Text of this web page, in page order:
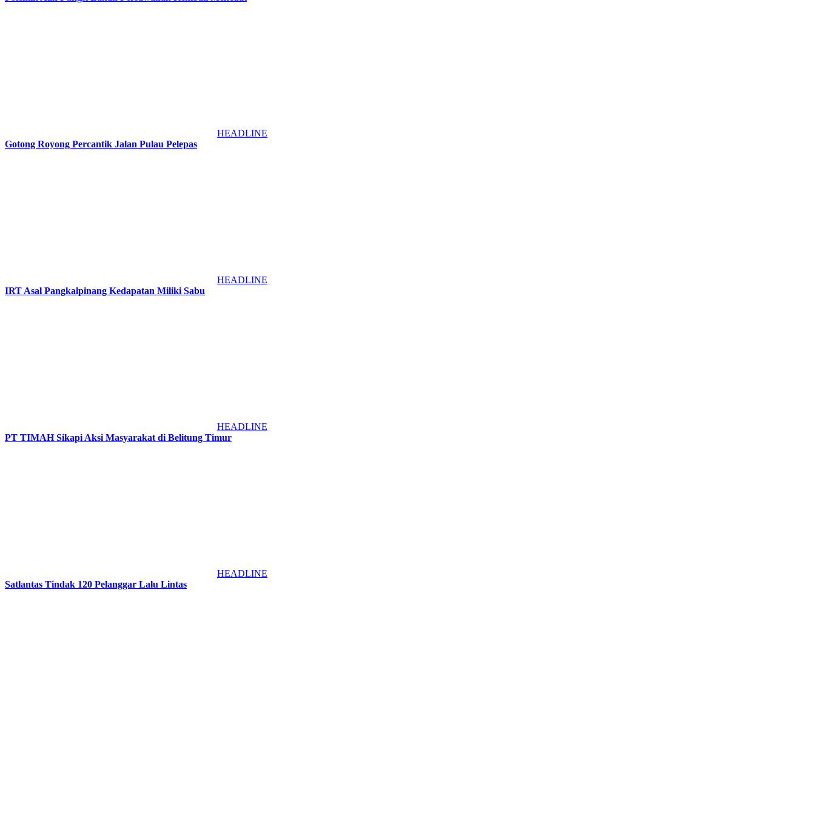
HEADLINE
Gotong Royong Percantik Jalan Pulau Pelepas
HEADLINE
IRT Asal Pangkalpinang Kedapatan Miliki Sabu
HEADLINE
PT TIMAH Sikapi Aksi Masyarakat di Belitung Timur
HEADLINE
Satlantas Tindak 120 Pelanggar Lalu Lintas